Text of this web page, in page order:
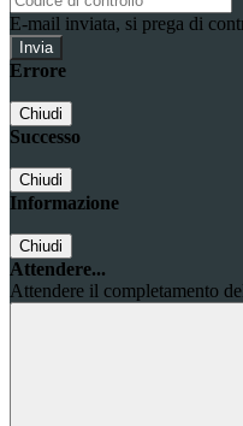
E-mail inviata, si prega di
Errore
Chiudi
Successo
Chiudi
Informazione
Chiudi
Attendere...
Attendere il completamento